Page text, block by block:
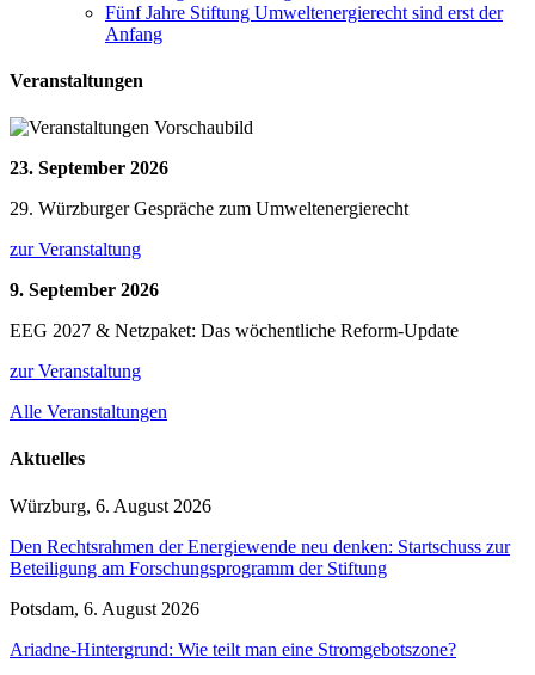
Fünf Jahre Stiftung Umweltenergierecht sind erst der
Anfang
Veranstaltungen
23. September 2026
29. Würzburger Gespräche zum Umweltenergierecht
zur Veranstaltung
9. September 2026
EEG 2027 & Netzpaket: Das wöchentliche Reform-Update
zur Veranstaltung
Alle Veranstaltungen
Aktuelles
Würzburg, 6. August 2026
Den Rechtsrahmen der Energiewende neu denken: Startschuss zur
Beteiligung am Forschungsprogramm der Stiftung
Potsdam, 6. August 2026
Ariadne-Hintergrund: Wie teilt man eine Stromgebotszone?